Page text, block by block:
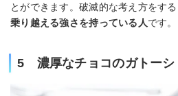
とができます。破滅的な考え方をする
乗り越える強さを持っている人です。
5 濃厚なチョコのガトーシ